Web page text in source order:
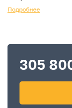
Подробнее
305